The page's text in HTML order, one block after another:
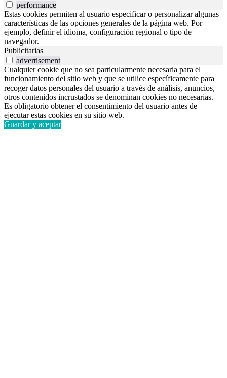
performance
Estas cookies permiten al usuario especificar o personalizar algunas
características de las opciones generales de la página web. Por
ejemplo, definir el idioma, configuración regional o tipo de
navegador.
Publicitarias
advertisement
Cualquier cookie que no sea particularmente necesaria para el
funcionamiento del sitio web y que se utilice específicamente para
recoger datos personales del usuario a través de análisis, anuncios,
otros contenidos incrustados se denominan cookies no necesarias.
Es obligatorio obtener el consentimiento del usuario antes de
ejecutar estas cookies en su sitio web.
Guardar y aceptar